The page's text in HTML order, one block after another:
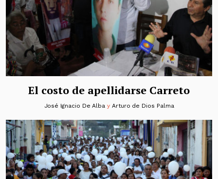
El costo de apellidarse Carreto
José Ignacio De Alba y Arturo de Dios Palma